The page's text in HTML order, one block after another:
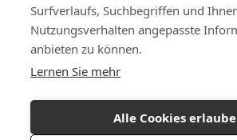
Surfverlaufs, Suchbegriffen und
Nutzungsverhalten angepasste
anbieten zu können.
Lernen Sie mehr
Alle Cookies